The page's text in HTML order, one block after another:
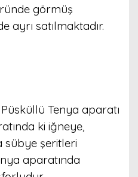
görmüş
ayrı satılmaktadır.
Tenya aparatı
ki iğneye,
sübye şeritleri
aparatında